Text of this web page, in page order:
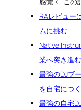
RAレビュー
ムに挑む
Native
業へ突き進む
最強のDJブ
を自宅につ
最強の自宅